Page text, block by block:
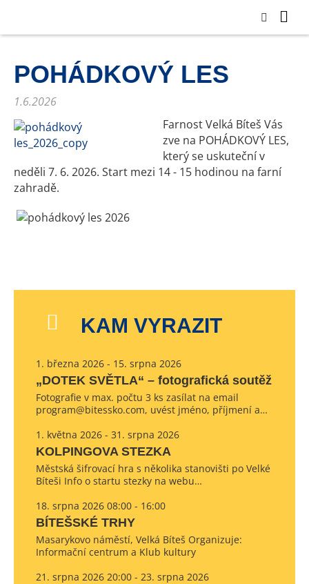
POHÁDKOVÝ LES
1.6.2026
Farnost Velká Bíteš Vás
zve na POHÁDKOVÝ LES,
který se uskuteční v
neděli 7. 6. 2026. Start mezi 14 - 15 hodinou na farní
zahradě.
KAM VYRAZIT
1. března 2026 - 15. srpna 2026
„DOTEK SVĚTLA“ – fotografická soutěž
Fotografie v max. počtu 3 ks zasílat na email
program@bitessko.com, uvést jméno, příjmení a…
1. května 2026 - 31. srpna 2026
KOLPINGOVA STEZKA
Městská šifrovací hra s několika stanovišti po Velké
Bíteši Info o startu stezky na webu…
18. srpna 2026 08:00 - 16:00
BÍTEŠSKÉ TRHY
Masarykovo náměstí, Velká Bíteš Organizuje:
Informační centrum a Klub kultury
21. srpna 2026 20:00 - 23. srpna 2026